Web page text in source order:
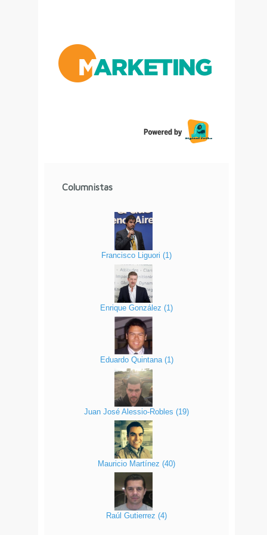
Columnistas
Francisco Liguori (1)
Enrique González (1)
Eduardo Quintana (1 )
Juan José Alessio-Robles (19)
Mauricio Martínez (40)
Raúl Gutierrez (4)